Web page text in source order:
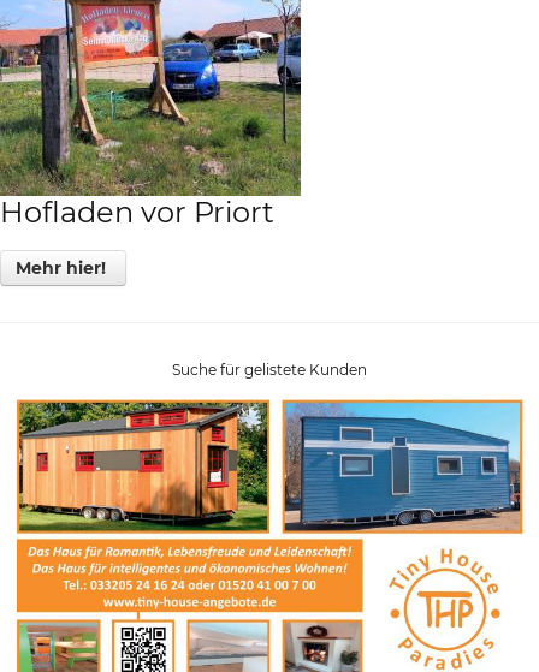
Hofladen vor Priort
Mehr hier!
Suche für gelistete Kunden